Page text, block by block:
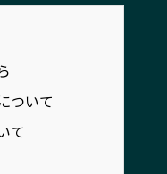
ついて
て